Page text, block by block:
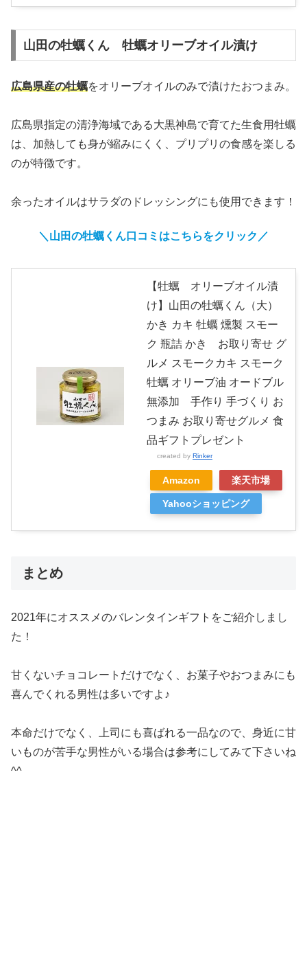
山田の牡蠣くん 牡蠣オリーブオイル漬け
広島県産の牡蠣をオリーブオイルのみで漬けたおつまみ。
広島県指定の清浄海域である大黒神島で育てた生食用牡蠣
は、加熱しても身が縮みにくく、プリプリの食感を楽しる
のが特徴です。
余ったオイルはサラダのドレッシングにも使用できます！
＼山田の牡蠣くん口コミはこちらをクリック ／
【牡蠣 オリーブオイル漬
け】山田の牡蠣くん（大）
かき カキ 牡蠣 燻製 スモー
ク 瓶詰 かき お取り寄せ グ
ルメ スモークカキ スモーク
牡蠣 オリーブ油 オードブル
無添加 手作り 手づくり お
つまみ お取り寄せグルメ 食
品ギフトプレゼント
created by Rinker
Amazon 楽天市場
Yahooショッピング
まとめ
2021年にオススメのバレンタインギフトをご紹介しまし
た！
甘くないチョコレートだけでなく、お菓子やおつまみにも
喜んでくれる男性は多いですよ♪
本命だけでなく、上司にも喜ばれる一品なので、身近に甘
いものが苦手な男性がいる場合は参考にしてみて下さいね
^^